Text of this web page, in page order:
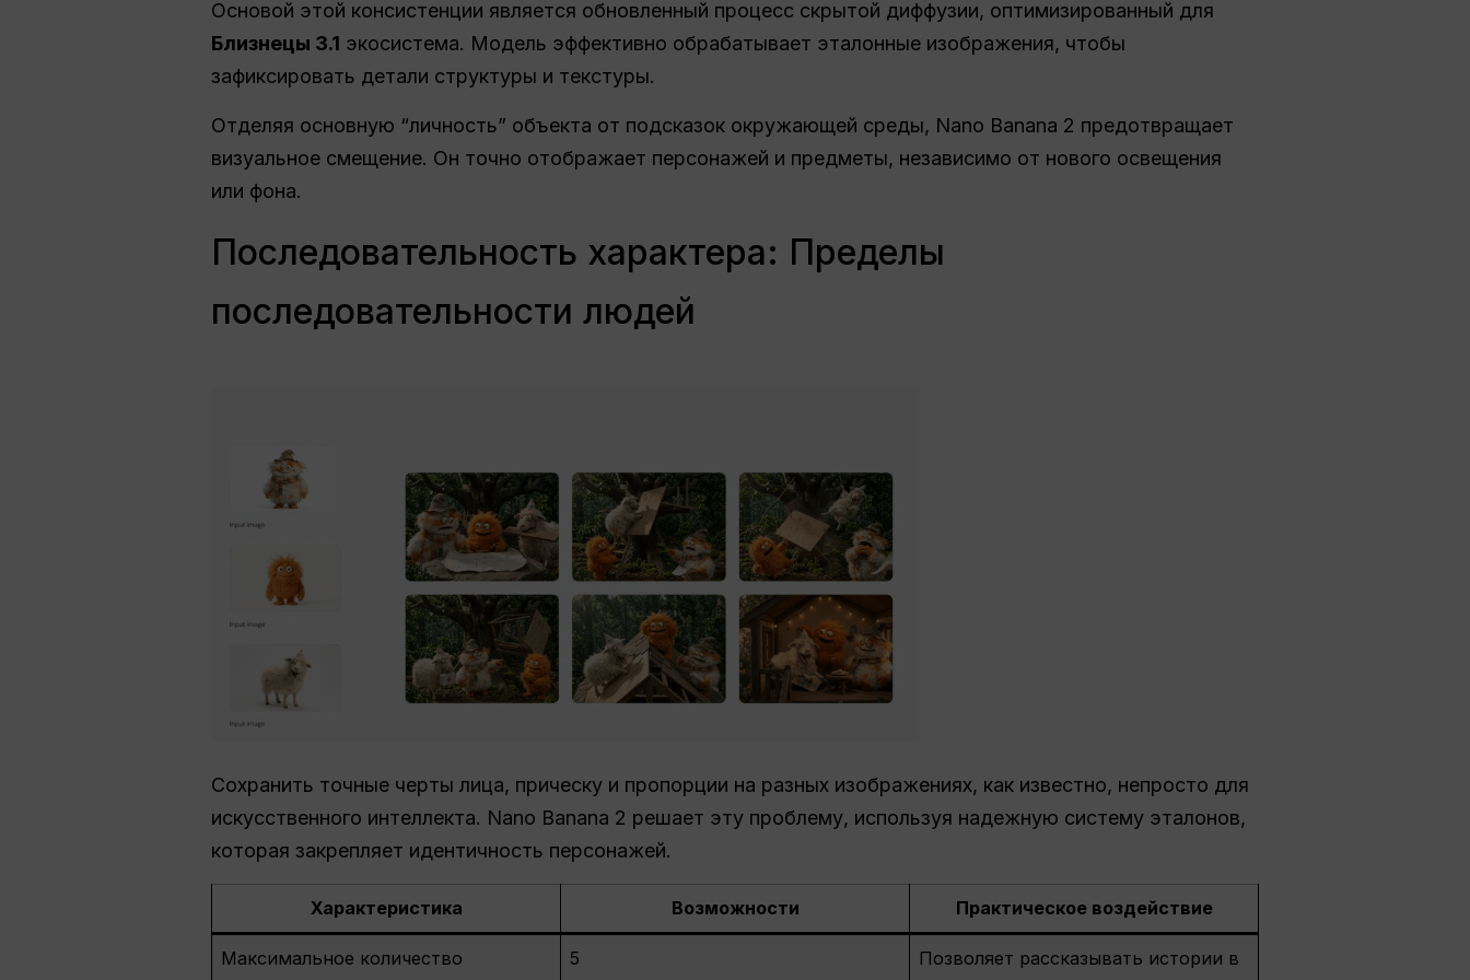
Основой этой консистенции является обновленный процесс скрытой диффузии, оптимизированный для
Близнецы 3.1 экосистема. Модель эффективно обрабатывает эталонные изображения, чтобы
зафиксировать детали структуры и текстуры.
Отделяя основную “личность” объекта от подсказок окружающей среды, Nano Banana 2 предотвращает
визуальное смещение. Он точно отображает персонажей и предметы, независимо от нового освещения
или фона.
Последовательность характера: Пределы
последовательности людей
Сохранить точные черты лица, прическу и пропорции на разных изображениях, как известно, непросто для
искусственного интеллекта. Nano Banana 2 решает эту проблему, используя надежную систему эталонов,
которая закрепляет идентичность персонажей.
Характеристика Возможности Практическое воздействие
Максимальное количество
5
Позволяет рассказывать истории в